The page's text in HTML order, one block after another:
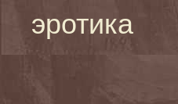
эротика